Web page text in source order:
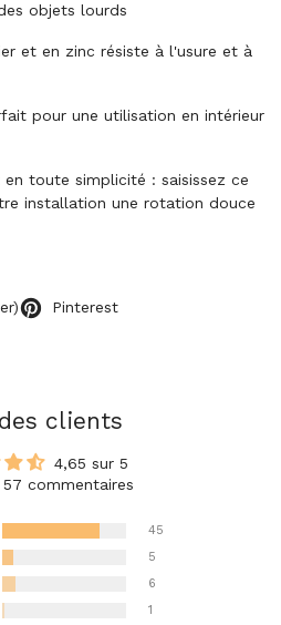
objets lourds
et en zinc résiste à l'usure et à
pour une utilisation en intérieur
toute simplicité : saisissez ce
installation une rotation douce
Pinterest
clients
4,65 sur 5
57 commentaires
45
5
6
1